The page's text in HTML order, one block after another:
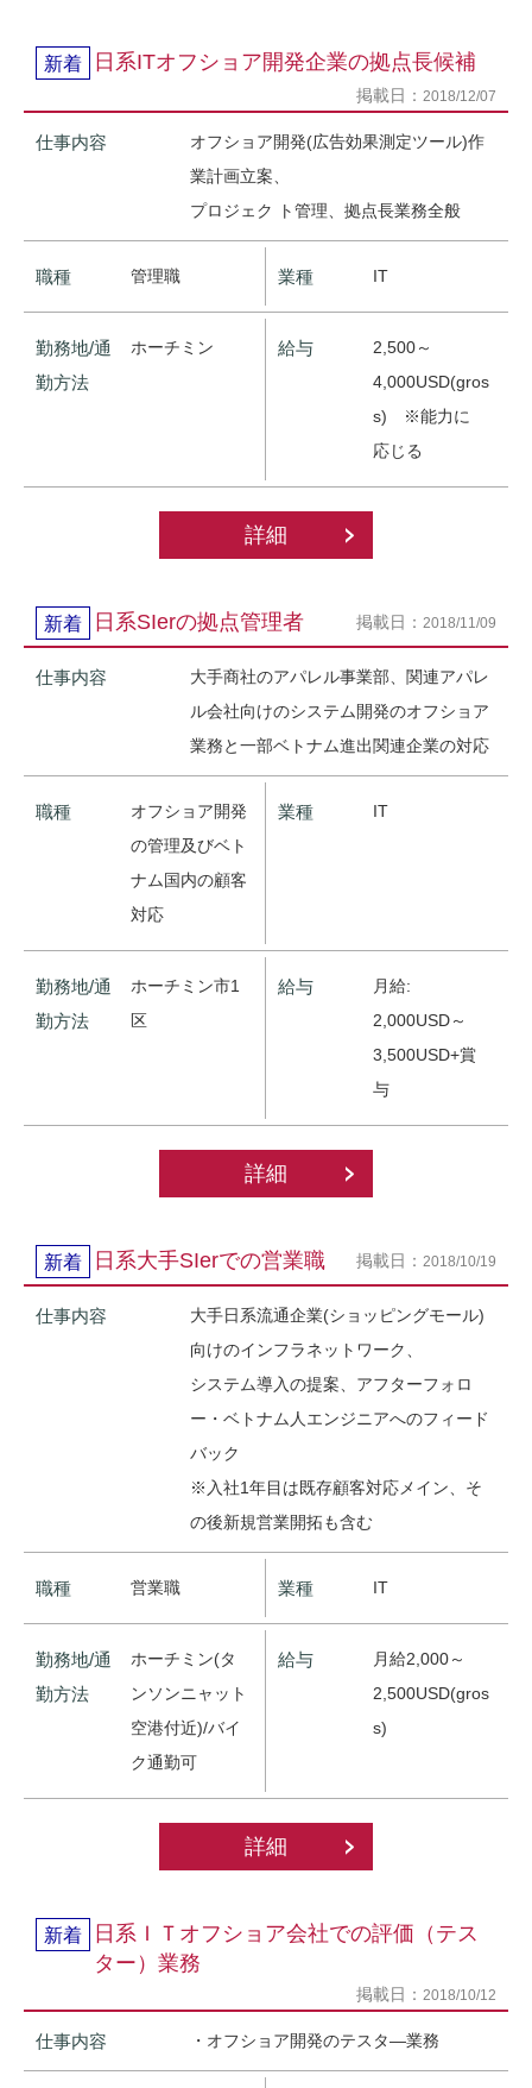
新着 日系ITオフショア開発企業の拠点長候補
掲載日： 2018/12/07
仕事内容
オフショア開発(広告効果測定ツール)作
業計画立案、
プロジェク ト管理、拠点長業務全般
職種 管理職 業種 IT
勤務地/通
勤方法
ホーチミン 給与
2,500～
4,000USD(gros
s) ※能力に
応じる
詳細
新着 日系SIerの拠点管理者 掲載日： 2018/11/09
仕事内容
大手商社のアパレル事業部、関連アパレ
ル会社向けのシステム開発のオフショア
業務と一部ベトナム進出関連企業の対応
職種
オフショア開発
の管理及びベト
ナム国内の顧客
対応
業種 IT
勤務地/通
勤方法
ホーチミン市1
区
給与
月給:
2,000USD～
3,500USD+賞
与
詳細
新着 日系大手SIerでの営業職 掲載日： 2018/10/19
仕事内容
大手日系流通企業(ショッピングモール)
向けのインフラネットワーク、
システム導入の提案、アフターフォロ
ー・ベトナム人エンジニアへのフィード
バック
※入社1年目は既存顧客対応メイン、そ
の後新規営業開拓も含む
職種 営業職 業種 IT
勤務地/通
勤方法
ホーチミン(タ
ンソンニャット
空港付近)/バイ
ク通勤可
給与
月給2,000～
2,500USD(gros
s)
詳細
新着
日系ＩＴオフショア会社での評価（テス
ター）業務
掲載日： 2018/10/12
仕事内容 ・オフショア開発のテスタ―業務